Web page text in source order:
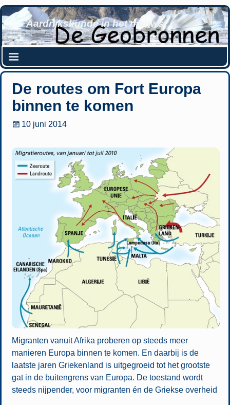
Aardrijkskunde in het nieuws
De routes om Fort Europa
binnen te komen
10 juni 2014
Migranten vanuit Afrika proberen op steeds meer
manieren Europa binnen te komen. En daarbij is de
laatste jaren Griekenland is uitgegroeid tot het grootste
gat in de buitengrens van Europa. De toestand wordt
steeds nijpender, voor migranten én de Griekse overheid